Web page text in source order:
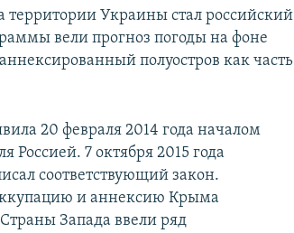
Украины стал российский
вели прогноз погоды на фоне
полуостров как часть
20 февраля 2014 года началом
7 октября 2015 года
соответствующий закон.
и аннексию Крыма
Запада ввели ряд